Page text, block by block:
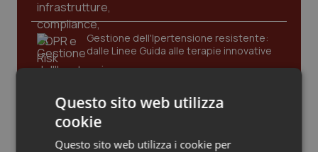
Lombardia
Marche
Molise
Piemonte
Dolore
Donna & Salute
Epatiti
HIV
Gestione dell'Ipertensione resistente:
dalle Linee Guida alle terapie innovative
Leadership Infermieristica 2026: nuovi
modelli di responsabilità e autonomia
Questo sito web utilizza
cookie
Questo sito web utilizza i cookie per